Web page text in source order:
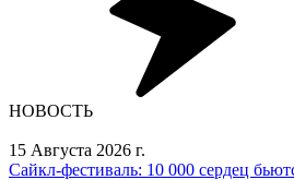
НОВОСТЬ
15 Августа 2026 г.
Сайкл‑фестиваль: 10 000 сердец